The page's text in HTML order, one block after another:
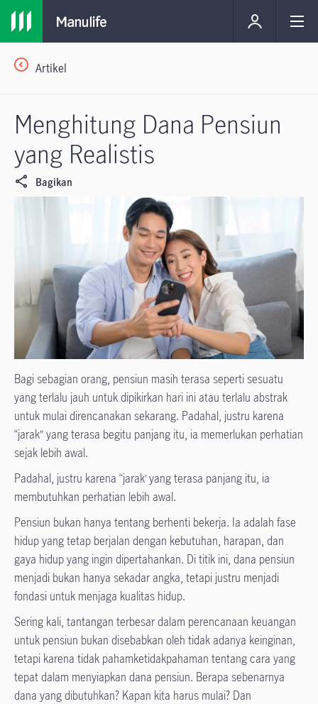
Artikel
Menghitung Dana Pensiun
yang Realistis
Bagikan
Bagi sebagian orang, pensiun masih terasa seperti sesuatu
yang terlalu jauh untuk dipikirkan hari ini atau terlalu abstrak
untuk mulai direncanakan sekarang. Padahal, justru karena
“jarak” yang terasa begitu panjang itu, ia memerlukan perhatian
sejak lebih awal.
Padahal, justru karena “jarak’ yang terasa panjang itu, ia
membutuhkan perhatian lebih awal.
Pensiun bukan hanya tentang berhenti bekerja. Ia adalah fase
hidup yang tetap berjalan dengan kebutuhan, harapan, dan
gaya hidup yang ingin dipertahankan. Di titik ini, dana pensiun
menjadi bukan hanya sekadar angka, tetapi justru menjadi
fondasi untuk menjaga kualitas hidup.
Sering kali, tantangan terbesar dalam perencanaan keuangan
untuk pensiun bukan disebabkan oleh tidak adanya keinginan,
tetapi karena tidak pahamketidakpahaman tentang cara yang
tepat dalam menyiapkan dana pensiun. Berapa sebenarnya
dana yang dibutuhkan? Kapan kita harus mulai? Dan